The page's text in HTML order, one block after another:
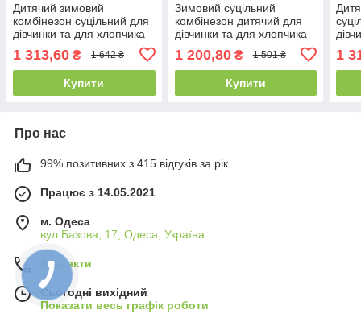
Дитячий зимовий
комбінезон суцільний для
дівчинки та для хлопчика
(розміри 86, 92 та 98 см)
1 313,60 ₴ 1 642 ₴
Купити
Зимовий суцільний
комбінезон дитячий для
дівчинки та для хлопчика
Апельсини (розміри від 86
до 98 см)
1 200,80₴ 1 501 ₴
Купити
1
Про нас
99% позитивних з 415 відгуків за рік
Працює з 14.05.2021
м. Одеса
вул.Базова, 17, Одеса, Україна
Контакти
Сьогодні вихідний
Показати весь графік роботи